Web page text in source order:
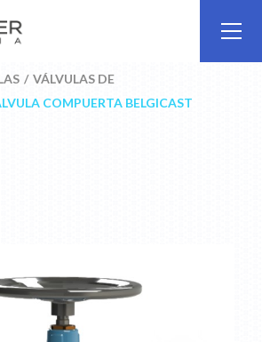
VÁLVULAS DE
COMPUERTA BELGICAST